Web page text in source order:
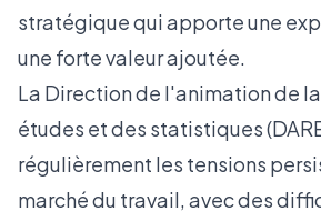
stratégique qui apporte une
une forte valeur ajoutée.
La Direction de l'animation de
études et des statistiques
régulièrement les tensions
marché du travail, avec des